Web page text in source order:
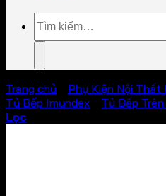
Tìm
kiếm:
Trang chủ Phụ Kiện Nội Thất
Tủ Bếp Imundex
Tủ Bếp
Lọc